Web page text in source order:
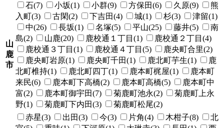
山
鹿
市
石(7) 小坂(1) 小群(9) 方保田(6) 久原(9)
熊
入町(3)
古閑(2) 下吉田(4) 城(1) 杉(3)
津留(1)
中(26)
長坂(1) 名塚(5) 平山(25) 藤井(5)
南
島(2)
山鹿(20) 鹿校通１丁目(1)
鹿校通２丁目(4)
鹿校通３丁目(1)
鹿校通４丁目(5)
鹿央町合里(2)
鹿央町岩原(1)
鹿央町千田(1) 鹿北町芋生(1)
鹿
北町椎持(1)
鹿北町四丁(1) 鹿本町梶屋(1)
鹿本町
来民(6)
鹿本町下高橋(2) 鹿本町高橋(5)
鹿本町中
富(2)
鹿本町御宇田(7) 菊鹿町池永(2)
菊鹿町上永
野(1)
菊鹿町下内田(3) 菊鹿町松尾(2)
赤星(3) 出田(3) 今(3) 片角(4) 木柑子(8)
北